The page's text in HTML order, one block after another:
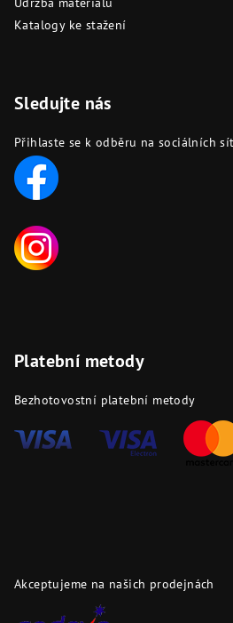
Katalogy ke stažení
Sledujte nás
Přihlaste se k odběru na sociálních
Platební metody
Bezhotovostní platební metody
Akceptujeme na našich prodejnách